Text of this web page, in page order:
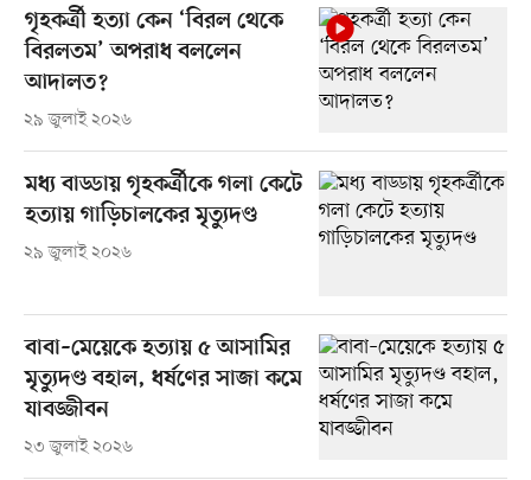
গৃহকর্ত্রী হত্যা কেন ‘বিরল থেকে
বিরলতম’ অপরাধ বললেন
আদালত?
২৯ জুলাই ২০২৬
মধ্য বাড্ডায় গৃহকর্ত্রীকে গলা কেটে
হত্যায় গাড়িচালকের মৃত্যুদণ্ড
২৯ জুলাই ২০২৬
বাবা–মেয়েকে হত্যায় ৫ আসামির
মৃত্যুদণ্ড বহাল, ধর্ষণের সাজা কমে
যাবজ্জীবন
২৩ জুলাই ২০২৬